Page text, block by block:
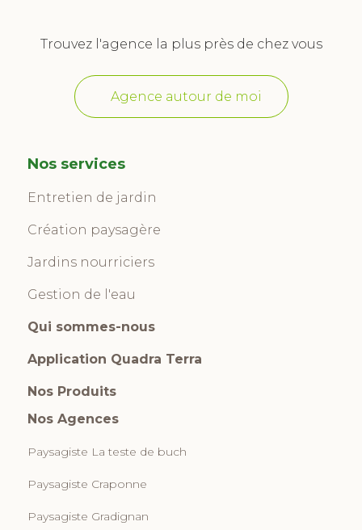
Trouvez l'agence la plus près de chez vous
Agence autour de moi
Nos services
Entretien de jardin
Création paysagère
Jardins nourriciers
Gestion de l'eau
Qui sommes-nous
Application Quadra Terra
Nos Produits
Nos Agences
Paysagiste La teste de buch
Paysagiste Craponne
Paysagiste Gradignan